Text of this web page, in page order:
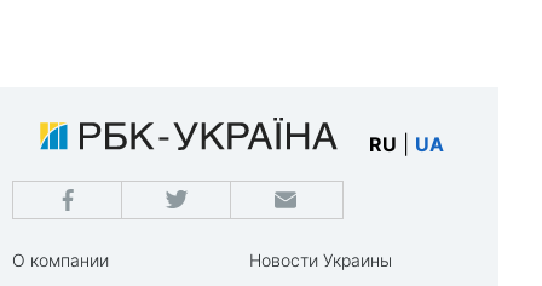
RU UA
О компании
Новости Украины